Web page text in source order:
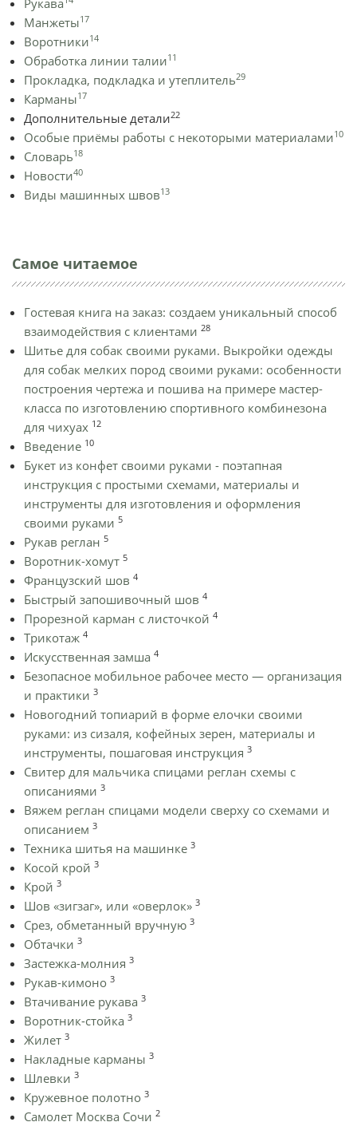
Рукава
Манжеты17
Воротники14
Обработка линии талии11
Прокладка, подкладка и утеплитель29
Карманы17
Дополнительные детали22
Особые приёмы работы с некоторыми материалами10
Словарь18
Новости40
Виды машинных швов13
Самое читаемое
Гостевая книга на заказ: создаем уникальный способ
взаимодействия с клиентами 28
Шитье для собак своими руками. Выкройки одежды
для собак мелких пород своими руками: особенности
построения чертежа и пошива на примере мастер-
класса по изготовлению спортивного комбинезона
для чихуах 12
Введение 10
Букет из конфет своими руками - поэтапная
инструкция с простыми схемами, материалы и
инструменты для изготовления и оформления
своими руками 5
Рукав реглан 5
Воротник-хомут 5
Французский шов 4
Быстрый запошивочный шов 4
Прорезной карман с листочкой 4
Трикотаж 4
Искусственная замша 4
Безопасное мобильное рабочее место — организация
и практики 3
Новогодний топиарий в форме елочки своими
руками: из сизаля, кофейных зерен, материалы и
инструменты, пошаговая инструкция 3
Cвитер для мальчика спицами реглан схемы с
описаниями 3
Вяжем реглан спицами модели сверху со схемами и
описанием 3
Техника шитья на машинке 3
Косой крой 3
Крой 3
Шов «зигзаг», или «оверлок» 3
Срез, обметанный вручную 3
Обтачки 3
Застежка-молния 3
Рукав-кимоно 3
Втачивание рукава 3
Воротник-стойка 3
Жилет 3
Накладные карманы 3
Шлевки 3
Кружевное полотно 3
Самолет Москва Сочи 2